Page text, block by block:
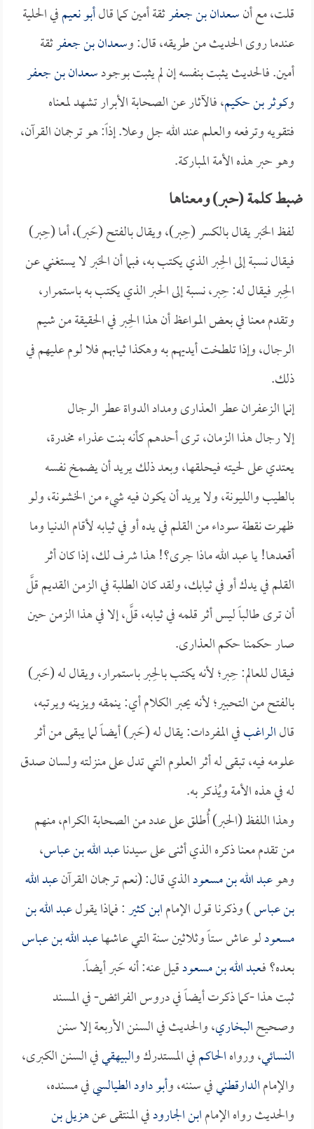
قلت، مع أنسعدان بن جعفرثقة أمين كما قالأبو نعيمفي الحلية
عندما روى الحديث من طريقه، قال: وسعدان بن جعفرثقة
أمين. فالحديث يثبت بنفسه إن لم يثبت بوجودسعدان بن جعفر
وكوثر بن حكيم، فالآثار عن الصحابة الأبرار تشهد لمعناه
فتقويه وترفعه والعلم عند الله جل وعلا. إذاً: هو ترجمان القرآن،
وهو حبر هذه الأمة المباركة.
ضبط كلمة (حبر) ومعناها
لفظ الحَبر يقال بالكسر (حِبر)، ويقال بالفتح (حَبر)، أما (حِبر)
فيقال نسبة إلى الحِبر الذي يكتب به، فبما أن الحَبر لا يستغني عن
الحِبر فيقال له: حِبر، نسبة إلى الحبر الذي يكتب به باستمرار،
وتقدم معنا في بعض المواعظ أن هذا الحِبر في الحقيقة من شيم
الرجال، وإذا تلطخت أيديهم به وهكذا ثيابهم فلا لوم عليهم في
ذلك.
إنما الزعفران عطر العذارى ومداد الدواة عطر الرجال
إلا رجال هذا الزمان، ترى أحدهم كأنه بنت عذراء مخدرة،
يعتدي على لحيته فيحلقها، وبعد ذلك يريد أن يضمخ نفسه
بالطيب والليونة، ولا يريد أن يكون فيه شيء من الخشونة، ولو
ظهرت نقطة سوداء من القلم في يده أو في ثيابه لأقام الدنيا وما
أقعدها! يا عبد الله ماذا جرى؟! هذا شرف لك، إذا كان أثر
القلم في يدك أو في ثيابك، ولقد كان الطلبة في الزمن القديم قلَّ
أن ترى طالباً ليس أثر قلمه في ثيابه، قلَّ، إلا في هذا الزمن حين
صار حكمنا حكم العذارى.
فيقال للعالم: حِبر؛ لأنه يكتب بالحِبر باستمرار، ويقال له (حَبر)
بالفتح من التحبير؛ لأنه يحبر الكلام أي: ينمقه ويزينه ويرتبه،
قالالراغبفي المفردات: يقال له (حَبر) أيضاً لما يبقى من أثر
علومه فيه، تبقى له أثر العلوم التي تدل على منزلته ولسان صدق
له في هذه الأمة ويُذكر به.
وهذا اللفظ (الحبر) أُطلق على عدد من الصحابة الكرام، منهم
من تقدم معنا ذكره الذي أثنى على سيدناعبد الله بن عباس،
وهوعبد الله بن مسعودالذي قال: (نعم ترجمان القرآنعبد الله
بن عباس) وذكرنا قول الإمامابن كثير: فماذا يقولعبد الله بن
مسعودلو عاش ستاً وثلاثين سنة التي عاشهاعبد الله بن عباس
بعده؟ فـعبد الله بن مسعودقيل عنه: أنه حَبر أيضاً.
ثبت هذا -كما ذكرت أيضاً في دروس الفرائض- في المسند
وصحيحالبخاري، والحديث في السنن الأربعة إلا سنن
النسائي، ورواهالحاكمفي المستدرك والبيهقيفي السنن الكبرى،
والإمامالدارقطنيفي سننه، وأبو داود الطيالسيفي مسنده،
والحديث رواه الإمامابن الجارودفي المنتقى عنهزيل بن